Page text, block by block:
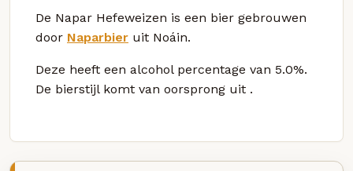
De Napar Hefeweizen is een bier gebrouwen
door Naparbier uit Noáin.
Deze heeft een alcohol percentage van 5.0%.
De bierstijl komt van oorsprong uit .